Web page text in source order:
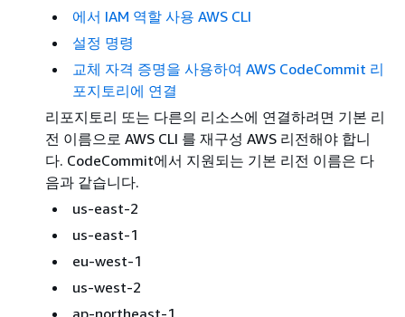
에서 IAM 역할 사용 AWS CLI
설정 명령
교체 자격 증명을 사용하여 AWS CodeCommit 리
포지토리에 연결
리포지토리 또는 다른의 리소스에 연결하려면 기본 리
전 이름으로 AWS CLI 를 재구성 AWS 리전해야 합니
다. CodeCommit에서 지원되는 기본 리전 이름은 다
음과 같습니다.
us-east-2
us-east-1
eu-west-1
us-west-2
ap-northeast-1